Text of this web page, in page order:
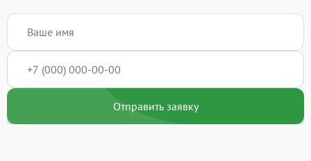
Отправить заявку